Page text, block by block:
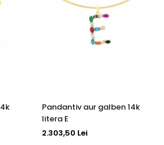
Pandantiv aur galben 14k
litera E
2.303,50 Lei